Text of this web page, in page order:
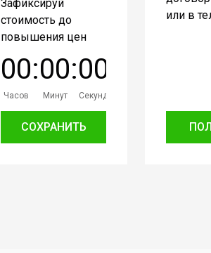
Зафиксируй
стоимость до
повышения цен
00
Часов
:00
Минут
:00
Секунд
СОХРАНИТЬ
или в